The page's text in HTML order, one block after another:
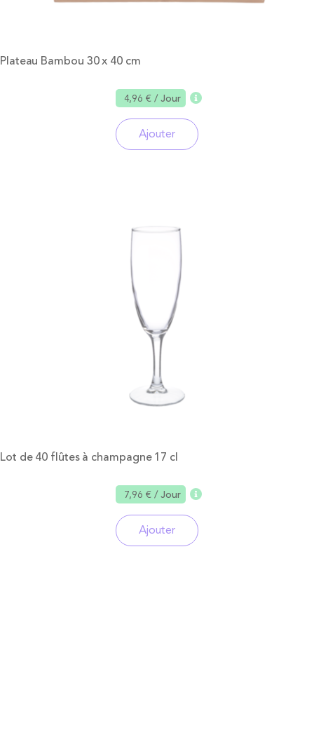
Plateau Bambou 30 x 40 cm
4,96 €/ Jour
Ajouter
Lot de 40 flûtes à champagne 17 cl
7,96 €/ Jour
Ajouter